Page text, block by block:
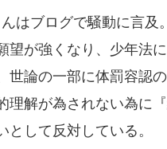
はブログで騒動に言及
が強くなり、少年法に
世論の一部に体罰容認
理解が為されない為に
として反対している。